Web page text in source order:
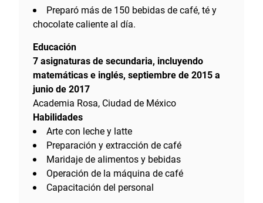
Preparó más de 150 bebidas de café, té y
chocolate caliente al día.
Educación
7 asignaturas de secundaria, incluyendo
matemáticas e inglés, septiembre de 2015 a
junio de 2017
Academia Rosa, Ciudad de México
Habilidades
Arte con leche y latte
Preparación y extracción de café
Maridaje de alimentos y bebidas
Operación de la máquina de café
Capacitación del personal